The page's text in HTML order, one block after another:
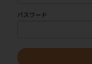
パスワード